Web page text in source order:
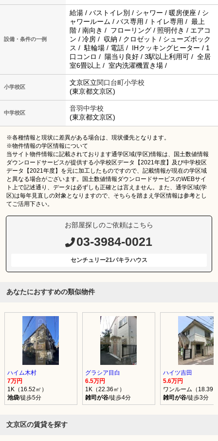
設備・条件の一例
給湯 / バストイレ別 / シャワー / 暖房便座 / シ
ャワールーム / バス専用 / トイレ専用 / 最上
階 / 南向き / フローリング / 照明付き / エアコ
ン / 冷房 / 収納 / クロゼット / シューズボック
ス / 駐輪場 / 電話 / IHクッキングヒーター / 1
口コンロ / 陽当り良好 / 3駅以上利用可 / 全居
室6畳以上 / 室内洗濯機置き場 /
小学校区
文京区立関口台町小学校
(東京都文京区)
中学校区
音羽中学校
(東京都文京区)
※各種情報と現状に差異がある場合は、現状優先となります。
※物件情報の学区情報について
当サイト物件情報に記載されております通学区域(学区)情報は、国土数値情報
ダウンロードサービスが提供する小学校区データ【2021年度】及び中学校区
データ【2021年度】を元に加工したものですので、記載情報が現在の学区域
と異なる場合がございます。国土数値情報ダウンロードサービスのWEBサイ
ト上で記述通り、データは必ずしも正確とは言えません。また、通学区域(学
区)は毎年見直しの対象となりますので、そちらを踏まえ学区情報は参考とし
てご活用下さい。
お部屋探しのご依頼はこちら
03-3984-0021
センチュリー21パキラハウス
あなたにおすすめの類似物件
ハイム木村
7万円
1K（16.52㎡）
池袋/徒歩5分
グラシア目白
6.5万円
1K（22.36㎡）
雑司が谷/徒歩4分
ハイツ吉田
5.6万円
ワンルーム（18.39
雑司が谷/徒歩3分
文京区の賃貸を探す